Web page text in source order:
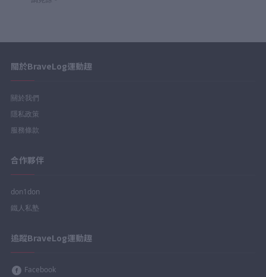
關於BraveLog運動趣
關於我們
隱私政策
服務條款
合作夥伴
don1don
鐵人私塾
追蹤BraveLog運動趣
Facebook